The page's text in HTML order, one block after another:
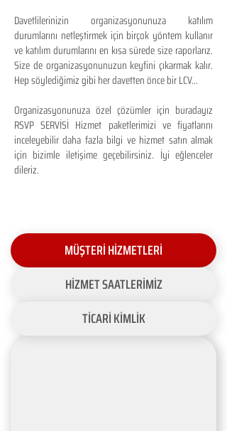
Davetlilerinizin organizasyonunuza katılım
durumlarını netleştirmek için birçok yöntem kullanır
ve katılım durumlarını en kısa sürede size raporlarız.
Size de organizasyonunuzun keyfini çıkarmak kalır.
Hep söylediğimiz gibi her davetten önce bir LCV...
Organizasyonunuza özel çözümler için buradayız
RSVP SERVİSİ Hizmet paketlerimizi ve fiyatlarını
inceleyebilir daha fazla bilgi ve hizmet satın almak
için bizimle iletişime geçebilirsiniz. İyi eğlenceler
dileriz.
MÜŞTERİ HİZMETLERİ
HİZMET SAATLERİMİZ
TİCARİ KİMLİK